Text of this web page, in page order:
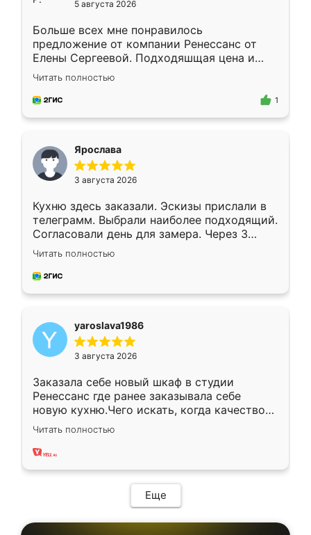
5 августа 2026
Больше всех мне понравилось
предложение от компании Ренессанс от
Елены Сергеевой. Подходяшщая цена и
короткие сроки изготовления. Приехавший
для замера сотрудник Владислав
предложил по моему эскизу самый
Читать полностью
1
Ярослава
3 августа 2026
Кухню здесь заказали. Эскизы прислали в
телеграмм. Выбрали наиболее подходящий.
Согласовали день для замера. Через 3
недели кухня была уже готова. Остались
довольны работой. Спасибо Ренессанс
мебель за качественную работу!
Читать полностью
yaroslava1986
3 августа 2026
Заказала себе новый шкаф в студии
Ренессанс где ранее заказывала себе
новую кухню.Чего искать, когда качеством
вполне довольна. Служит кухня уже почти
два года, нареканий нет.
Читать полностью
Еще